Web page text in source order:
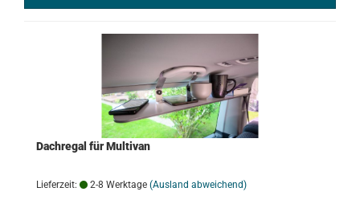
Dachregal für Multivan
Lieferzeit: 2-8 Werktage (Ausland abweichend)